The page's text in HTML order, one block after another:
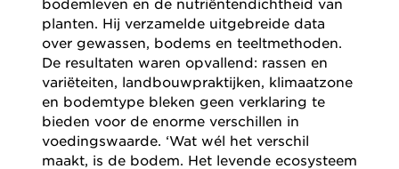
planten. Hij verzamelde uitgebreide data
over gewassen, bodems en teeltmethoden.
De resultaten waren opvallend: rassen en
variëteiten, landbouwpraktijken, klimaatzone
en bodemtype bleken geen verklaring te
bieden voor de enorme verschillen in
voedingswaarde. ‘Wat wél het verschil
maakt, is de bodem. Het levende ecosysteem